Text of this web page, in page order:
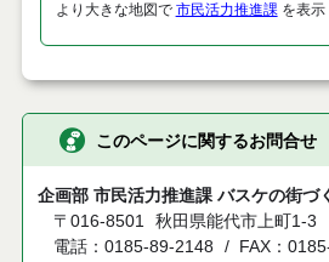
より大きな地図で 市民活力推進課を表示
このページに関するお問合せ
企画部 市民活力推進課 バスケの街づ
〒016-8501 秋田県能代市上町1-3
電話：0185-89-2148
FAX：